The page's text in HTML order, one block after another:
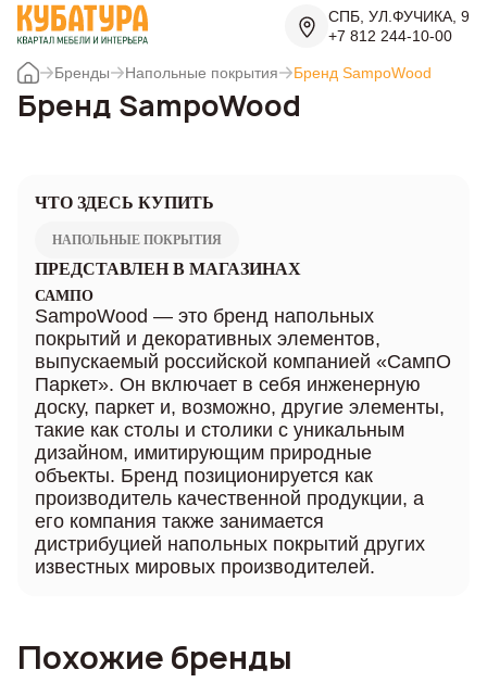
СПБ, УЛ.ФУЧИКА, 9
+7 812 244-10-00
Бренды Напольные покрытия Бренд SampoWood
Бренд SampoWood
ЧТО ЗДЕСЬ КУПИТЬ
НАПОЛЬНЫЕ ПОКРЫТИЯ
ПРЕДСТАВЛЕН В МАГАЗИНАХ
САМПО
SampoWood — это бренд напольных
покрытий и декоративных элементов,
выпускаемый российской компанией «СампО
Паркет». Он включает в себя инженерную
доску, паркет и, возможно, другие элементы,
такие как столы и столики с уникальным
дизайном, имитирующим природные
объекты. Бренд позиционируется как
производитель качественной продукции, а
его компания также занимается
дистрибуцией напольных покрытий других
известных мировых производителей.
Похожие бренды